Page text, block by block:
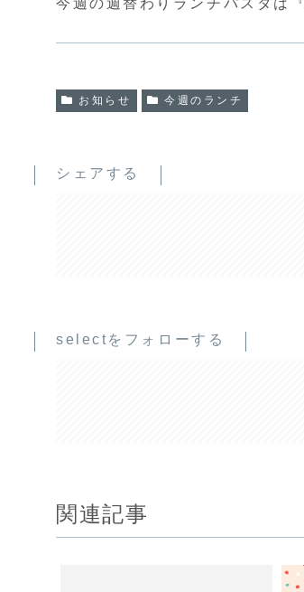
今週の週替わりランチパスタは
お知らせ 今週のランチ
シェアする
selectをフォローする
関連記事